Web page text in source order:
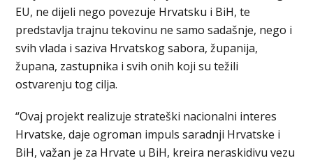
EU, ne dijeli nego povezuje Hrvatsku i BiH, te
predstavlja trajnu tekovinu ne samo sadašnje, nego i
svih vlada i saziva Hrvatskog sabora, županija,
župana, zastupnika i svih onih koji su težili
ostvarenju tog cilja.
“Ovaj projekt realizuje strateški nacionalni interes
Hrvatske, daje ogroman impuls saradnji Hrvatske i
BiH, važan je za Hrvate u BiH, kreira neraskidivu vezu